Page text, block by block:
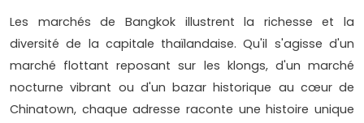
Les marchés de Bangkok illustrent la richesse et la
diversité de la capitale thaïlandaise. Qu'il s'agisse d'un
marché flottant reposant sur les klongs, d'un marché
nocturne vibrant ou d'un bazar historique au cœur de
Chinatown, chaque adresse raconte une histoire unique